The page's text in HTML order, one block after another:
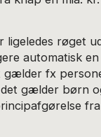
ligeledes røget
automatisk
gælder fx
gælder børn